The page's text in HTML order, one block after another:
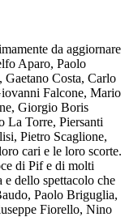
da aggiornare
Aparo, Paolo
Costa, Carlo
Falcone, Mario
Giorgio Boris
La Torre, Piersanti
Pietro Scaglione,
cari e le loro scorte.
di Pif e di molti
dello spettacolo che
Paolo Briguglia,
Fiorello, Nino